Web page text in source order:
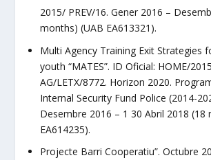
2015/ PREV/16. Gener 2016 –
months) (UAB EA613321).
Multi Agency Training Exit Strategies
youth “MATES”. ID Oficial: HOME/
AG/LETX/8772. Horizon 2020.
Internal Security Fund Police (2014-
Desembre 2016 – 1 30 Abril 2018 (18
EA614235).
Projecte Barri Cooperatiu”. Octubre